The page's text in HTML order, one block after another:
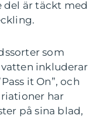
del är täckt med
som
inkluderar
it On”, och
har
på sina blad,